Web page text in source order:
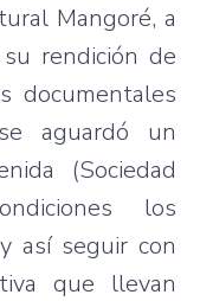
Mangoré, a
rendición de
documentales
aguardó un
(Sociedad
los
así seguir con
que llevan